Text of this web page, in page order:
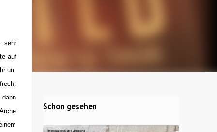
sehr
auf
um
dann
Schon gesehen